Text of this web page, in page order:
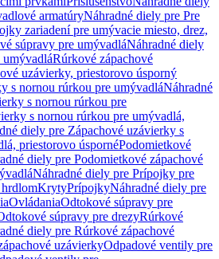
armatúryNáhradné diely pre Pre
zariadení pre umývacie miesto, drez,
súpravy pre umývadláNáhradné diely
Rúrkové zápachové
uzávierky, priestorovo úsporný
s nornou rúrkou pre umývadláNáhradné
s nornou rúrkou pre
s nornou rúrkou pre umývadlá,
diely pre Zápachové uzávierky s
priestorovo úspornéPodomietkové
diely pre Podomietkové zápachové
Náhradné diely pre Prípojky pre
hrdlomKrytyPrípojkyNáhradné diely pre
OvládaniaOdtokové súpravy pre
súpravy pre drezyRúrkové
diely pre Rúrkové zápachové
uzávierkyOdpadové ventily pre